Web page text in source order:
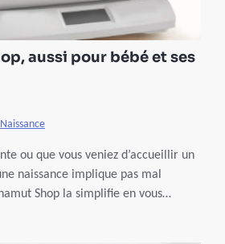
aussi pour bébé et ses
Naissance
ou que vous veniez d’accueillir un
naissance implique pas mal
Shop la simplifie en vous